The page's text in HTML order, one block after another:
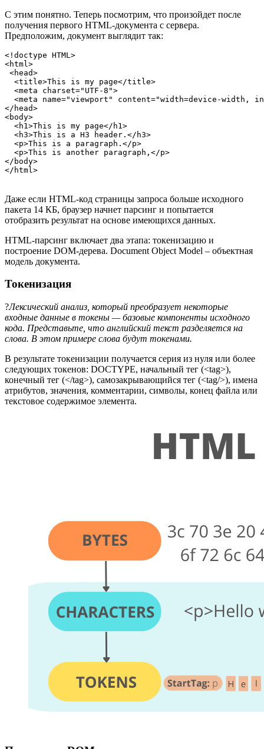
С этим понятно. Теперь посмотрим, что произойдет после
получения первого HTML-документа с сервера.
Предположим, документ выглядит так:
<!doctype HTML>
<html>
<head>
  <title>This is my page</title>
  <meta charset="UTF-8">
<meta name="viewport" content="width=device-width,
</head>
<body>
  <h1>This is my page</h1>
  <h3>This is a H3 header.</h3>
  <p>This is a paragraph.</p>
  <p>This is another paragraph,</p>
</body>
</html>
Даже если HTML-код страницы запроса больше исходного
пакета 14 КБ, браузер начнет парсинг и попытается
отобразить результат на основе имеющихся данных.
HTML-парсинг включает два этапа: токенизацию и
построение DOM-дерева. Document Object Model – объектная
модель документа.
Токенизация
?Лексический анализ, который преобразует некоторые
входные данные в токены — базовые компоненты исходного
кода. Представьте, что английский текст разделяется на
слова. В этом примере слова будут токенами.
В результате токенизации получается серия из нуля или более
следующих токенов: DOCTYPE, начальный тег (<tag>),
конечный тег (</tag>), самозакрывающийся тег (<tag/>), имена
атрибутов, значения, комментарии, символы, конец файла или
текстовое содержимое элемента.